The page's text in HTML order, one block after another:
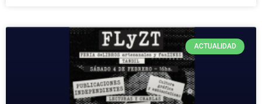
ACTUALIDAD